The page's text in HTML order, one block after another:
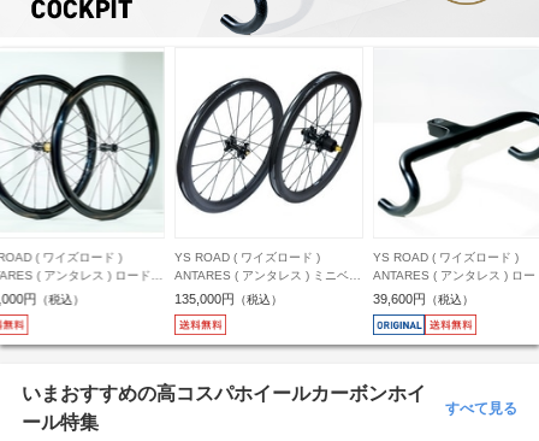
( ワイズロード )
( アンタレス ) ミニベロ
ール CARBON WHEEL
ド16 ) ブラック/UDマット 前
ット
円 （税込）
YS ROAD ( ワイズロード )
ANTARES ( アンタレス ) ロードバ
イク用ハンドルバー（ドロップハ
COCKPIT ( カーボン ロード コッ
クピット ) 400/90mm
39,600円（税込）
YS ROAD ( ワイズロード )
ANTARES ( アンタレス ) ク
タイプパワーメーター SL
ボンクランク TI 24 ) SIGEYI
ーメーター(AXO-SL4)仕様 マ
110mm 4Bolt(シマノ)
129,800円（税込）
いまおすすめの高コスパホイールカーボンホイ
ール特集
すべて見る